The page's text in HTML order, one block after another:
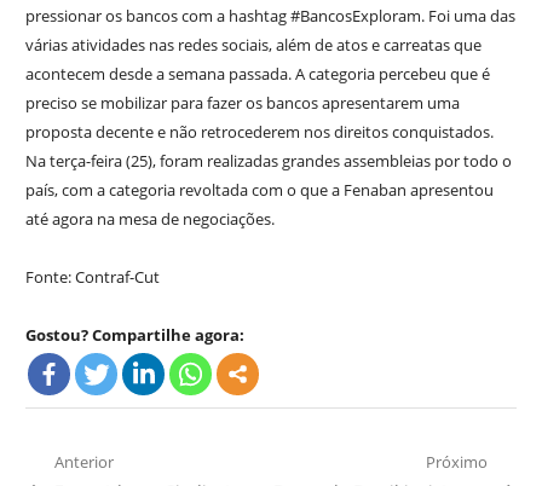
pressionar os bancos com a hashtag #BancosExploram. Foi uma das
várias atividades nas redes sociais, além de atos e carreatas que
acontecem desde a semana passada. A categoria percebeu que é
preciso se mobilizar para fazer os bancos apresentarem uma
proposta decente e não retrocederem nos direitos conquistados.
Na terça-feira (25), foram realizadas grandes assembleias por todo o
país, com a categoria revoltada com o que a Fenaban apresentou
até agora na mesa de negociações.
Fonte: Contraf-Cut
Gostou? Compartilhe agora:
Navegação
Anterior
Próximo